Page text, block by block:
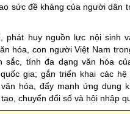
sức đề kháng của người dân
phát huy nguồn lực nội sinh
hóa, con người Việt Nam
sắc, tính đa dạng văn hóa
gia; gắn triển khai các
hóa, đẩy mạnh ứng dụng
chuyển đổi số và hội nhập